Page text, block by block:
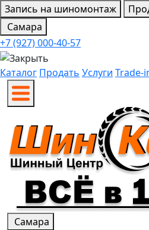
Запись на шиномонтаж
Самара
+7 (927) 000-40-57
Каталог Продать Услуги Trade-
Самара